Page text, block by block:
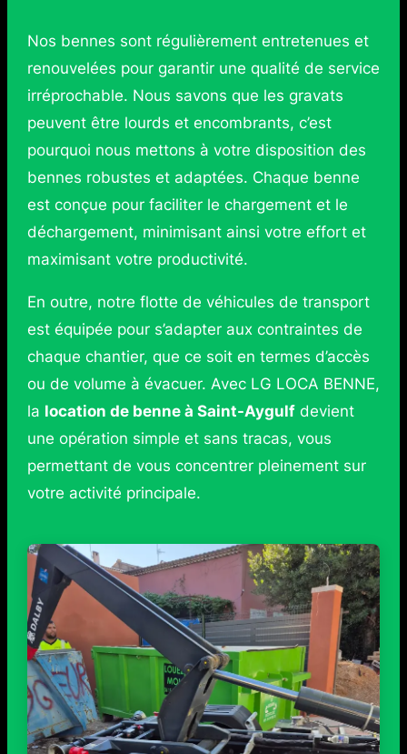
Nos bennes sont régulièrement entretenues et
renouvelées pour garantir une qualité de service
irréprochable. Nous savons que les gravats
peuvent être lourds et encombrants, c’est
pourquoi nous mettons à votre disposition des
bennes robustes et adaptées. Chaque benne
est conçue pour faciliter le chargement et le
déchargement, minimisant ainsi votre effort et
maximisant votre productivité.
En outre, notre flotte de véhicules de transport
est équipée pour s’adapter aux contraintes de
chaque chantier, que ce soit en termes d’accès
ou de volume à évacuer. Avec LG LOCA BENNE,
la location de benne à Saint-Aygulfdevient
une opération simple et sans tracas, vous
permettant de vous concentrer pleinement sur
votre activité principale.